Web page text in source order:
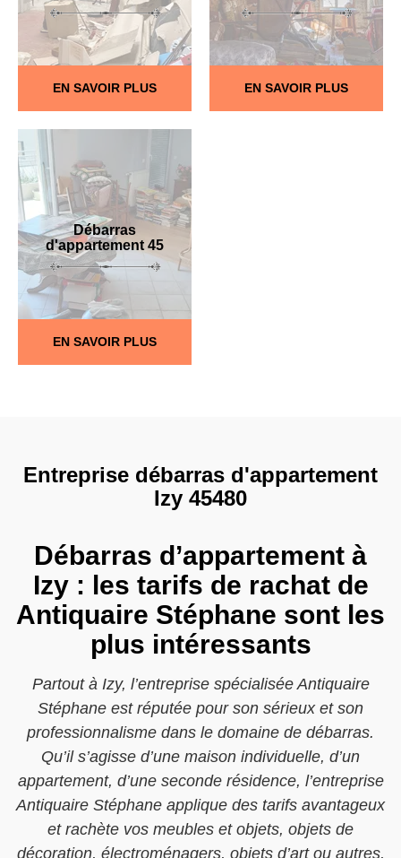
EN SAVOIR PLUS EN SAVOIR PLUS
Débarras
d'appartement 45
EN SAVOIR PLUS
Entreprise débarras d'appartement
Izy 45480
Débarras d’appartement à
Izy : les tarifs de rachat de
Antiquaire Stéphane sont les
plus intéressants
Partout à Izy, l’entreprise spécialisée Antiquaire
Stéphane est réputée pour son sérieux et son
professionnalisme dans le domaine de débarras.
Qu’il s’agisse d’une maison individuelle, d’un
appartement, d’une seconde résidence, l’entreprise
Antiquaire Stéphane applique des tarifs avantageux
et rachète vos meubles et objets, objets de
décoration, électroménagers, objets d’art ou autres,